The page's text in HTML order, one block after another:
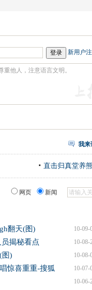
新用户
我来
直击归真堂养
网页 新闻
10-09-
翻天(图)
10-08-
揭秘看点
10-08-
图)
10-07-
惊喜重重-搜狐
10-06-